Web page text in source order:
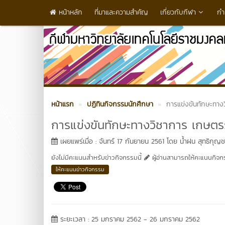
หน้าหลัก ที่มาและความสำคัญ เกี่ยวกับกีฬา ก
หน้าแรก ปฏิทินกิจกรรมนักศึกษา การแข่งขันทักษะทา
การแข่งขันทักษะทางวิชาการ เกษ
เผยแพร่เมื่อ : จันทร์ 17 กันยายน 2561 โดย น้ำฝน สุทธิกุญ
ยังไม่มีคะแนนสำหรับข่าวกิจกรรมนี้ ผู้อ่านสามารถให้คะแนนกิจ
ให้คะแนนข่าวกิจกรรม
ระยะเวลา : 25 มกราคม 2562 - 26 มกราคม 2562